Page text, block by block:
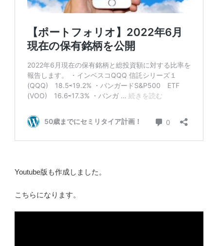
Youtube版も作成しました。
こちらになります。